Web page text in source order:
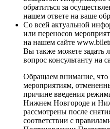
обратиться за
нашем ответе на ваше
Со всей актуальной
или переносов
на нашем сайте
Вы также можете задать
вопрос консультанту на
Обращаем внимание, что
мероприятиям,
причине введения
Нижнем Новгороде и
рассмотрены после
соответствии с